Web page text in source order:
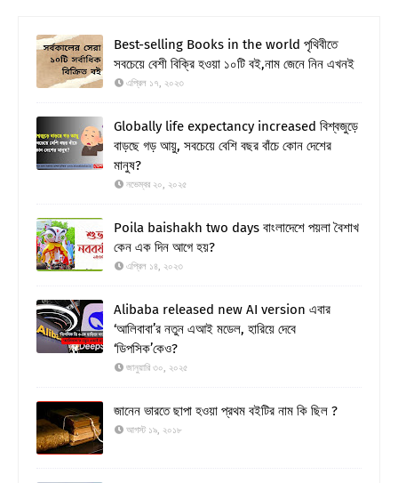
Best-selling Books in the world পৃথিবীতে
সবচেয়ে বেশী বিক্রি হওয়া ১০টি বই,নাম জেনে নিন এখনই
এপ্রিল ১৭, ২০২৩
Globally life expectancy increased বিশ্বজুড়ে
বাড়ছে গড় আয়ু, সবচেয়ে বেশি বছর বাঁচে কোন দেশের
মানুষ?
নভেম্বর ২০, ২০২৫
Poila baishakh two days বাংলাদেশে পয়লা বৈশাখ
কেন এক দিন আগে হয়?
এপ্রিল ১৪, ২০২৩
Alibaba released new AI version এবার
‘আলিবাবা’র নতুন এআই মডেল, হারিয়ে দেবে
‘ডিপসিক’কেও?
জানুয়ারি ৩০, ২০২৫
জানেন ভারতে ছাপা হওয়া প্রথম বইটির নাম কি ছিল ?
আগস্ট ১৯, ২০১৮